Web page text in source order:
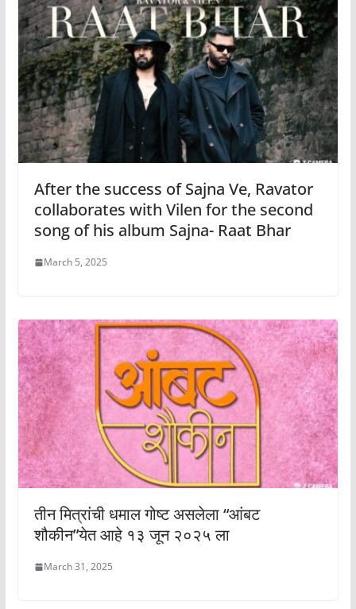
After the success of Sajna Ve, Ravator
collaborates with Vilen for the second
song of his album Sajna- Raat Bhar
March 5, 2025
तीन मित्रांची धमाल गोष्ट असलेला “आंबट
शौकीन”येत आहे १३ जून २०२५ ला
March 31, 2025